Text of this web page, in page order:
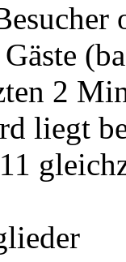
2
liegt